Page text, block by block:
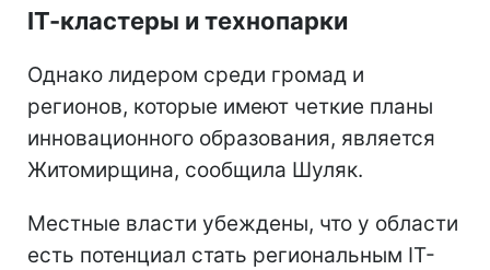
ІТ-кластеры и технопарки
Однако лидером среди громад и
регионов, которые имеют четкие планы
инновационного образования, является
Житомирщина, сообщила Шуляк.
Местные власти убеждены, что у области
есть потенциал стать региональным ІТ-